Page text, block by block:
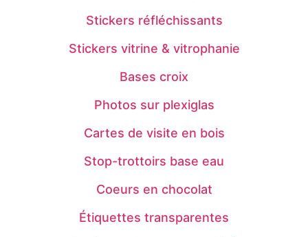
Stickers réfléchissants
Stickers vitrine & vitrophanie
Bases croix
Photos sur plexiglas
Cartes de visite en bois
Stop-trottoirs base eau
Coeurs en chocolat
Étiquettes transparentes